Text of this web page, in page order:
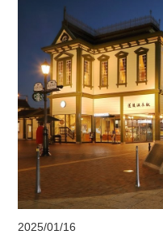
2025/01/16